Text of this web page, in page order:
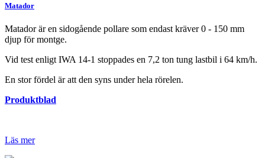
Matador
Matador är en sidogående pollare som endast kräver 0 - 150 mm
djup för montge.
Vid test enligt IWA 14-1 stoppades en 7,2 ton tung lastbil i 64 km/h.
En stor fördel är att den syns under hela rörelen.
Produktblad
Läs mer